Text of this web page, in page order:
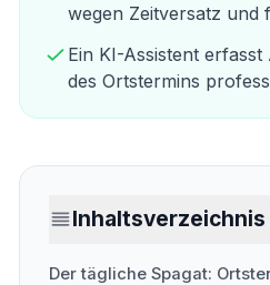
wegen Zeitversatz und
Ein KI-Assistent
des Ortstermins
Inhaltsverzeichnis
Der tägliche Spagat: